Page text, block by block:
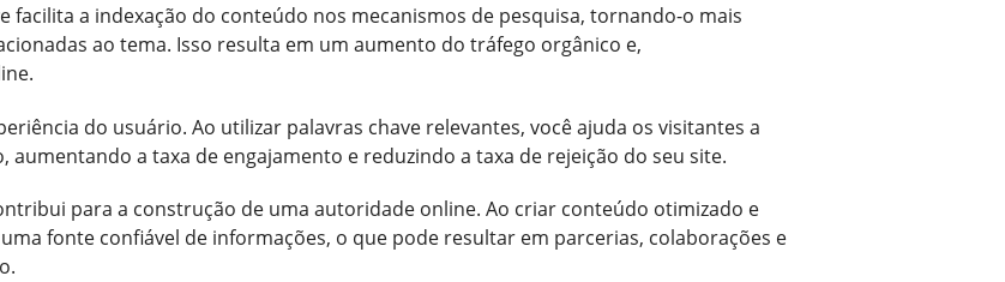
facilita a indexação do conteúdo nos mecanismos de pesquisa, tornando-o mais
ao tema. Isso resulta em um aumento do tráfego orgânico e,
do usuário. Ao utilizar palavras chave relevantes, você ajuda os visitantes a
a taxa de engajamento e reduzindo a taxa de rejeição do seu site.
para a construção de uma autoridade online. Ao criar conteúdo otimizado e
fonte confiável de informações, o que pode resultar em parcerias, colaborações e